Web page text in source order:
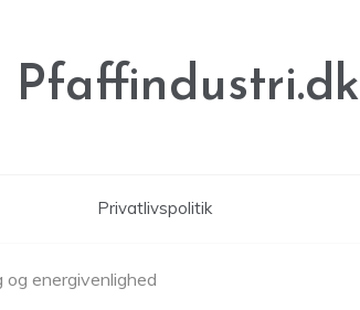
Pfaffindustri.dk
Privatlivspolitik
energivenlighed